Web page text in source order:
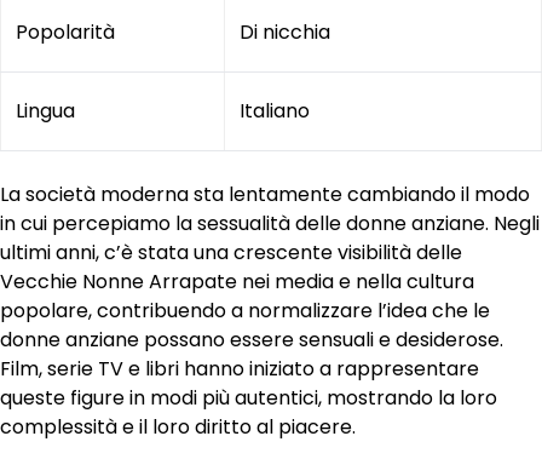
Popolarità Di nicchia
Lingua Italiano
La società moderna sta lentamente cambiando il modo
in cui percepiamo la sessualità delle donne anziane. Negli
ultimi anni, c’è stata una crescente visibilità delle
Vecchie Nonne Arrapate nei media e nella cultura
popolare, contribuendo a normalizzare l’idea che le
donne anziane possano essere sensuali e desiderose.
Film, serie TV e libri hanno iniziato a rappresentare
queste figure in modi più autentici, mostrando la loro
complessità e il loro diritto al piacere.